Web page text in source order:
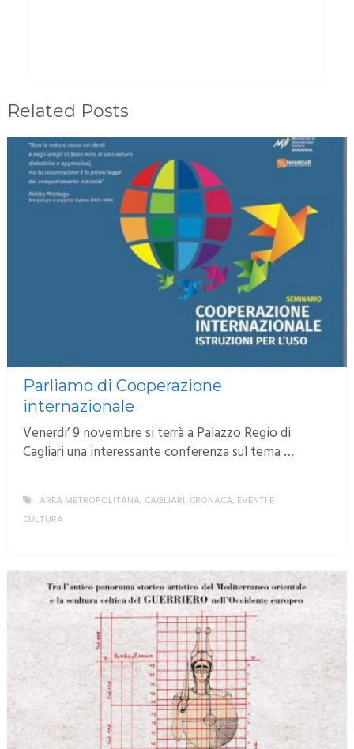
Related Posts
Parliamo di Cooperazione
internazionale
Venerdi’ 9 novembre si terrà a Palazzo Regio di
Cagliari una interessante conferenza sul tema …
AREA METROPOLITANA, CAGLIARI, CRONACA, EVENTI E
CULTURA